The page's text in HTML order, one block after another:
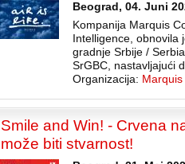
Beograd, 04. Juni
Kompanija Marquis
Intelligence, obnovila
gradnje Srbije /
SrGBC, nastavljajući
Organizacija:
Smile and Win! - Crvena
može biti stvarnost!